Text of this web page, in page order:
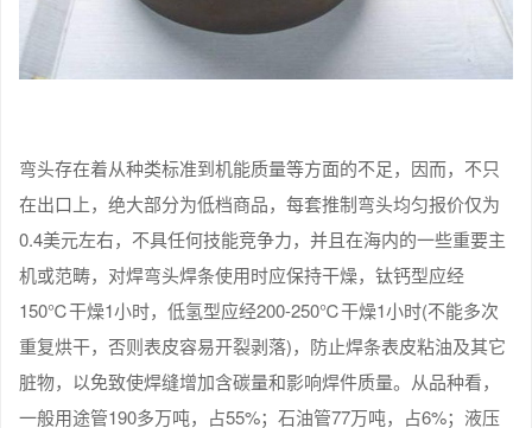
弯头存在着从种类标准到机能质量等方面的不足，因而，不只
在出口上，绝大部分为低档商品，每套推制弯头均匀报价仅为
0.4美元左右，不具任何技能竞争力，并且在海内的一些重要主
机或范畴，对焊弯头焊条使用时应保持干燥，钛钙型应经
150℃干燥1小时，低氢型应经200-250℃干燥1小时(不能多次
重复烘干，否则表皮容易开裂剥落)，防止焊条表皮粘油及其它
脏物，以免致使焊缝增加含碳量和影响焊件质量。从品种看，
一般用途管190多万吨，占55%；石油管77万吨，占6%；液压